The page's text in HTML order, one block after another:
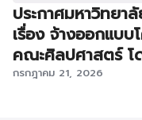
ประกาศมหาวิทยา
เรื่อง จ้างออกแบบ
คณะศิลปศาสตร์ โ
กรกฎาคม 21, 2026